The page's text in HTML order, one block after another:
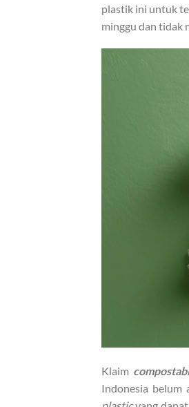
plastik ini untuk
minggu dan tidak
Klaim
Indonesia belum